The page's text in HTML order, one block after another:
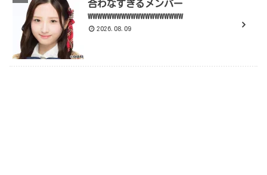
合わなすぎるメンバー
wwwwwwwwwwwwwwwwwwww
2026.08.09